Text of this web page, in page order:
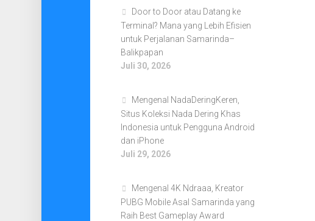
Door to Door atau Datang ke
Terminal? Mana yang Lebih Efisien
untuk Perjalanan Samarinda–
Balikpapan
Juli 30, 2026
Mengenal NadaDeringKeren,
Situs Koleksi Nada Dering Khas
Indonesia untuk Pengguna Android
dan iPhone
Juli 29, 2026
Mengenal 4K Ndraaa, Kreator
PUBG Mobile Asal Samarinda yang
Raih Best Gameplay Award